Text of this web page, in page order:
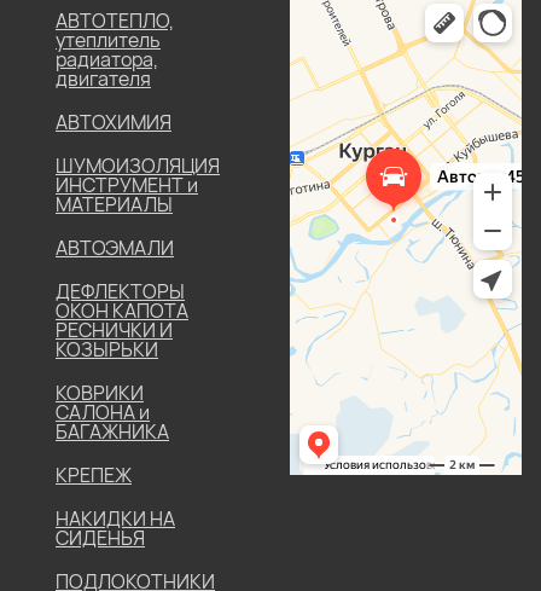
АВТОТЕПЛО,
утеплитель
радиатора,
двигателя
АВТОХИМИЯ
ШУМОИЗОЛЯЦИЯ
ИНСТРУМЕНТ и
МАТЕРИАЛЫ
АВТОЭМАЛИ
ДЕФЛЕКТОРЫ
ОКОН КАПОТА
РЕСНИЧКИ И
КОЗЫРЬКИ
КОВРИКИ
САЛОНА и
БАГАЖНИКА
КРЕПЕЖ
НАКИДКИ НА
СИДЕНЬЯ
ПОДЛОКОТНИКИ